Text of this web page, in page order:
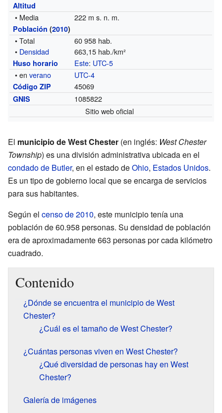
Altitud
• Media 222 m s. n. m.
Población (2010)
• Total
60 958 hab.
• Densidad 663,15 hab./km²
Huso horario Este: UTC-5
• enverano UTC-4
Código ZIP 45069
GNIS
1085822
Sitio web oficial
El municipio de West Chester (en inglés: West Chester
Township) es una división administrativa ubicada en el
condado de Butler, en el estado deOhio, Estados Unidos.
Es un tipo de gobierno local que se encarga de servicios
para sus habitantes.
Según el censo de 2010, este municipio tenía una
población de 60.958 personas. Su densidad de población
era de aproximadamente 663 personas por cada kilómetro
cuadrado.
Contenido
¿Dónde se encuentra el municipio de West
Chester?
¿Cuál es el tamaño de West Chester?
¿Cuántas personas viven en West Chester?
¿Qué diversidad de personas hay en West
Chester?
Galería de imágenes